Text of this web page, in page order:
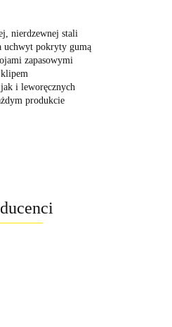
nierdzewnej stali
uchwyt pokryty gumą
zapasowymi
i leworęcznych
produkcie